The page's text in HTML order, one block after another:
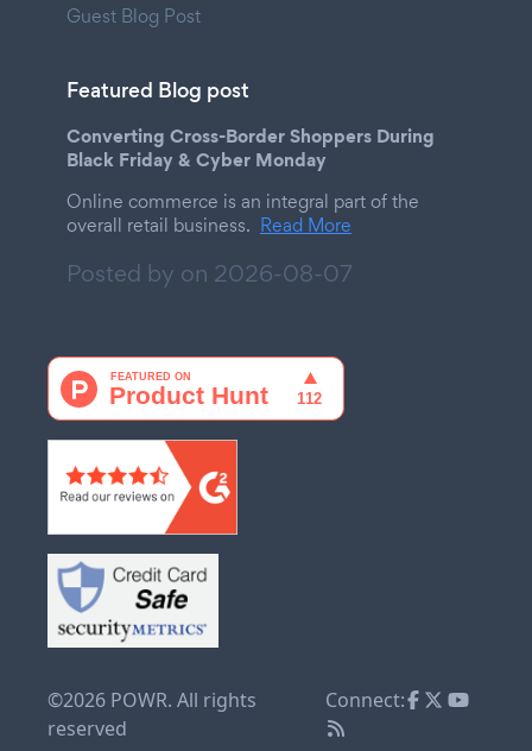
Guest Blog Post
Featured Blog post
Converting Cross-Border Shoppers During
Black Friday & Cyber Monday
Online commerce is an integral part of the
overall retail business. Read More
Posted by on 2026-08-07
©2026 POWR. All rights
reserved
Connect: